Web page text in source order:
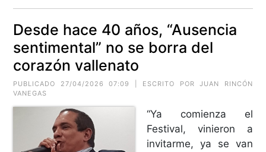
Desde hace 40 años, “Ausencia
sentimental” no se borra del
corazón vallenato
PUBLICADO 27/04/2026 07:09 | ESCRITO POR JUAN RINCÓN
VANEGAS
“Ya comienza el
Festival, vinieron a
invitarme, ya se van